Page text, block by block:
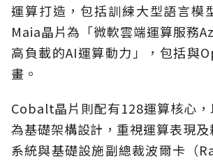
運算打造，包括訓練大型語言模
Maia晶片為「微軟雲端運算服務
高負載的AI運算動力」，包括與
畫。
Cobalt晶片則配有128運算核心，
為基礎架構設計，重視運算表現
系統與基礎設施副總裁波爾卡（